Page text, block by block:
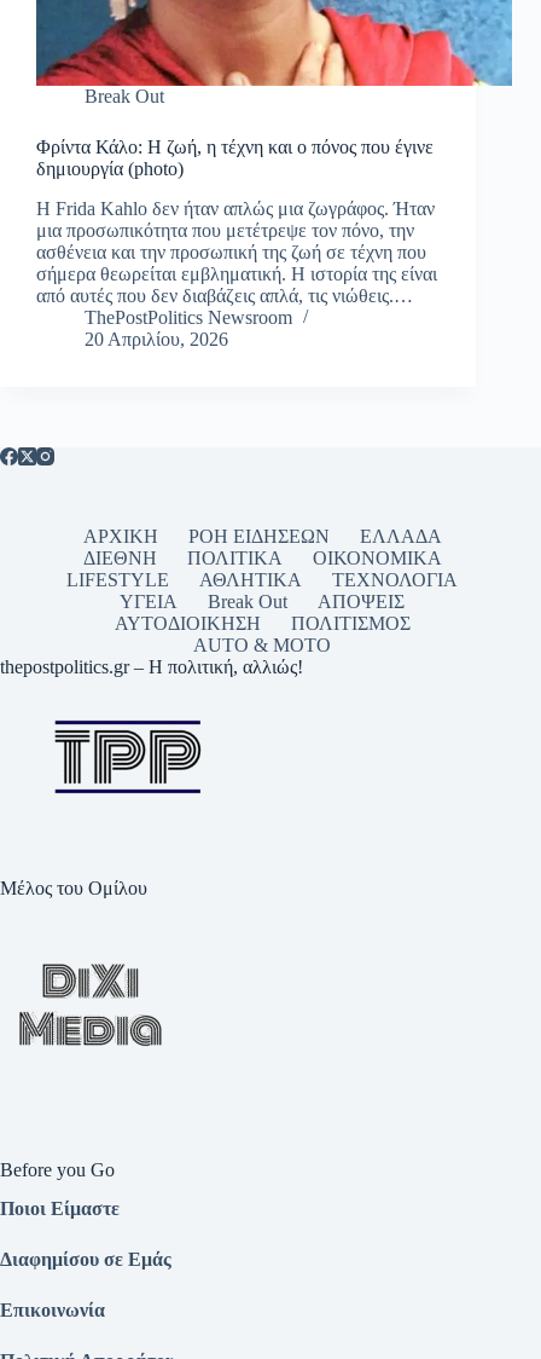
Break Out
Φρίντα Κάλο: Η ζωή, η τέχνη και ο πόνος που έγινε
δημιουργία (photo)
Η Frida Kahlo δεν ήταν απλώς μια ζωγράφος. Ήταν
μια προσωπικότητα που μετέτρεψε τον πόνο, την
ασθένεια και την προσωπική της ζωή σε τέχνη που
σήμερα θεωρείται εμβληματική. Η ιστορία της είναι
από αυτές που δεν διαβάζεις απλά, τις νιώθεις.…
ThePostPolitics Newsroom
20 Απριλίου, 2026
ΑΡΧΙΚΗ ΡΟΗ ΕΙΔΗΣΕΩΝ
ΕΛΛΑΔΑ
ΔΙΕΘΝΗ
ΠΟΛΙΤΙΚΑ
ΟΙΚΟΝΟΜΙΚΑ
LIFESTYLE
ΑΘΛΗΤΙΚΑ
ΤΕΧΝΟΛΟΓΙΑ
ΥΓΕΙΑ
Break Out
ΑΠΟΨΕΙΣ
ΑΥΤΟΔΙΟΙΚΗΣΗ
ΠΟΛΙΤΙΣΜΟΣ
AUTO & MOTO
thepostpolitics.gr – Η πολιτική, αλλιώς!
Μέλος του Ομίλου
Before you Go
Ποιοι Είμαστε
Διαφημίσου σε Εμάς
Επικοινωνία